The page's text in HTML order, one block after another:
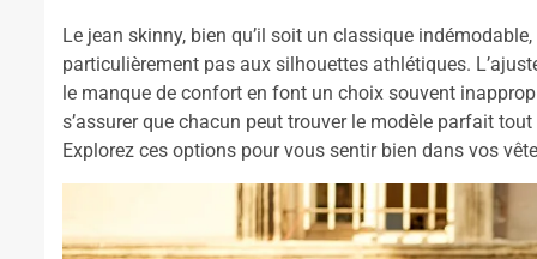
Le jean skinny, bien qu’il soit un classique
particulièrement pas aux silhouettes athlétiques.
le manque de confort en font un choix souvent
s’assurer que chacun peut trouver le modèle parfait
Explorez ces options pour vous sentir bien dans vos